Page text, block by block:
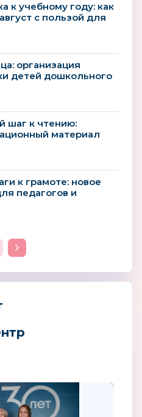
к учебному году: как
с пользой для
организация
детей дошкольного
шаг к чтению:
материал
к грамоте: новое
педагогов и